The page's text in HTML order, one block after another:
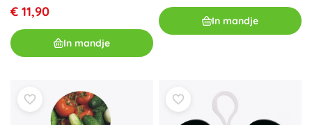
€ 11,90
In mandje
In mandje